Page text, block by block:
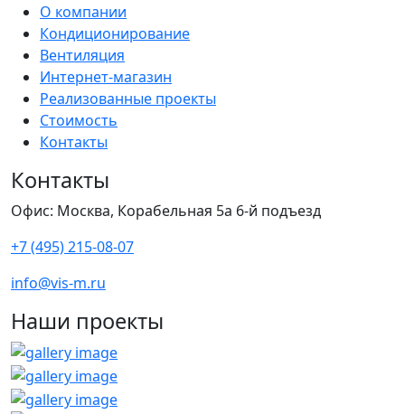
О компании
Кондиционирование
Вентиляция
Интернет-магазин
Реализованные проекты
Стоимость
Контакты
Контакты
Офис: Москва, Корабельная 5а 6-й подъезд
+7 (495) 215-08-07
info@vis-m.ru
Наши проекты